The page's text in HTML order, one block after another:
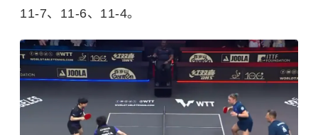
11-7、11-6、11-4。